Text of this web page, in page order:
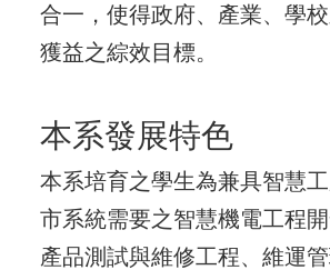
合一，使得政府、產業、學
獲益之綜效目標。
本系發展特色
本系培育之學生為兼具智慧
市系統需要之智慧機電工程開
產品測試與維修工程、維運